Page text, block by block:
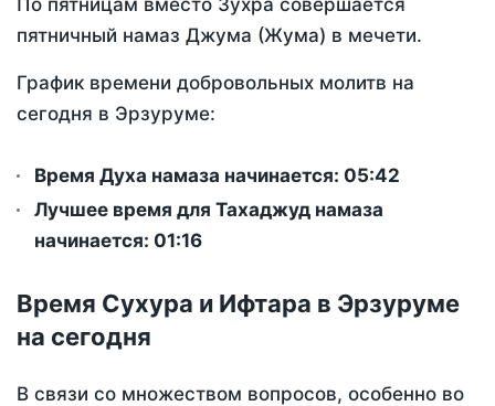
По пятницам вместо Зухра совершается
пятничный намаз Джума (Жума) в мечети.
График времени добровольных молитв на
сегодня в Эрзуруме:
Время Духа намаза начинается: 05:42
Лучшее время для Тахаджуд намаза
начинается: 01:16
Время Сухура и Ифтара в Эрзуруме
на сегодня
В связи со множеством вопросов, особенно во